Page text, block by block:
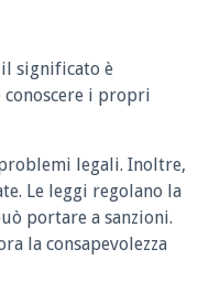
significato è
i propri
legali. Inoltre,
Le leggi regolano la
portare a sanzioni.
la consapevolezza